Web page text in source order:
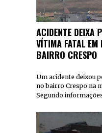
ACIDENTE DEIXA
VÍTIMA FATAL EM
BAIRRO CRESPO
Um acidente deixou
no bairro Crespo na
Segundo